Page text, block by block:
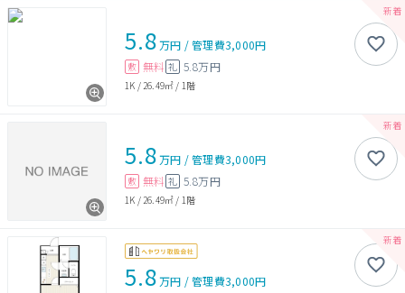
5.8万円 /管理費3,000円
敷 無料 礼 5.8万円
1K / 26.49㎡ / 1階
5.8万円 /管理費3,000円
敷 無料 礼 5.8万円
1K / 26.49㎡ / 1階
5.8万円 /管理費3,000円